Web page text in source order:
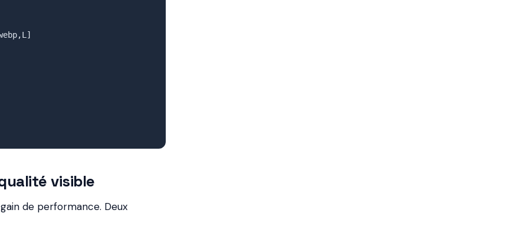
visible
de performance. Deux